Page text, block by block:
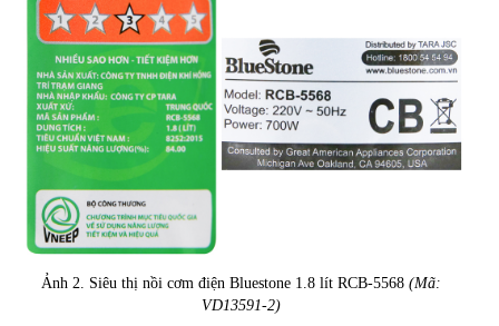
Ảnh 2. Siêu thị nồi cơm điện Bluestone 1.8 lít RCB-5568 (Mã:
VD13591-2)